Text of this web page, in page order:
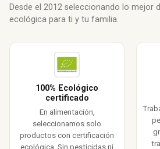
Desde el 2012 seleccionando lo mejor
ecológica para ti y tu familia.
100% Ecológico
certificado
En alimentación,
seleccionamos solo
productos con certificación
ecológica. Sin pesticidas ni